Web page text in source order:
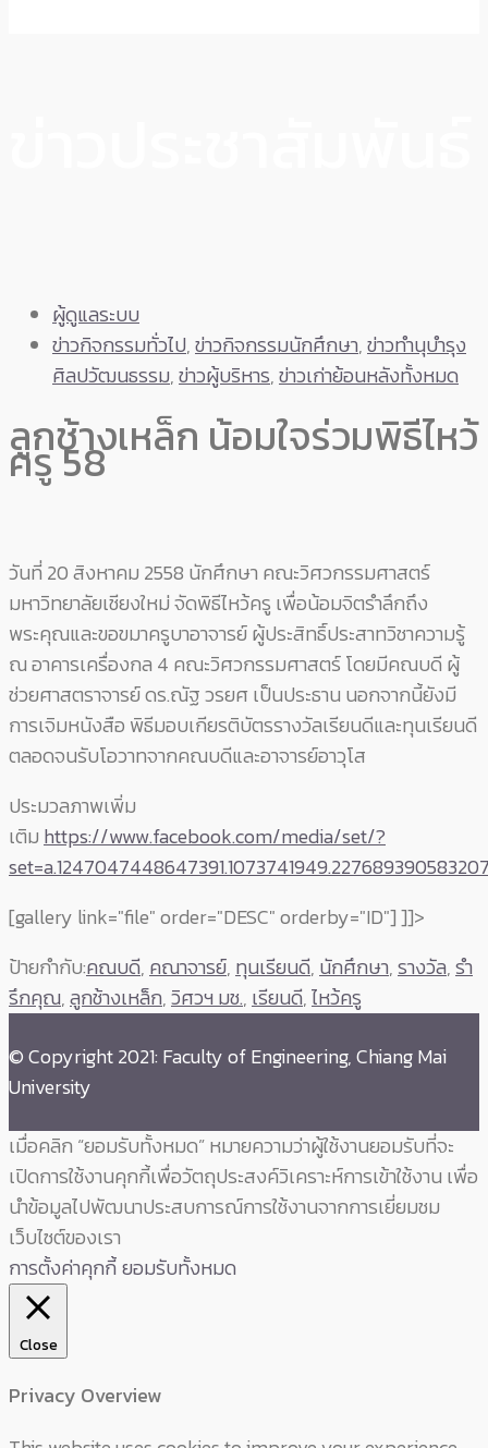
ผู้ดูแลระบบ
ข่าวกิจกรรมทั่วไป,ข่าวกิจกรรมนักศึกษา,ข่าวทำนุบำรุง
ศิลปวัฒนธรรม,ข่าวผู้บริหาร,ข่าวเก่าย้อนหลังทั้งหมด
ลูกช้างเหล็ก น้อมใจร่วมพิธีไหว้
ครู 58
วันที่ 20 สิงหาคม 2558 นักศึกษา คณะวิศวกรรมศาสตร์
มหาวิทยาลัยเชียงใหม่ จัดพิธีไหว้ครู เพื่อน้อมจิตรำลึกถึง
พระคุณและขอขมาครูบาอาจารย์ ผู้ประสิทธิ์ประสาทวิชาความรู้
ณ อาคารเครื่องกล 4 คณะวิศวกรรมศาสตร์ โดยมีคณบดี ผู้
ช่วยศาสตราจารย์ ดร.ณัฐ วรยศ เป็นประธาน นอกจากนี้ยังมี
การเจิมหนังสือ พิธีมอบเกียรติบัตรรางวัลเรียนดีและทุนเรียนดี
ตลอดจนรับโอวาทจากคณบดีและอาจารย์อาวุโส
ประมวลภาพเพิ่ม
เติม https://www.facebook.com/media/set/?
[gallery link="file" order="DESC" orderby="ID"]]]>
ป้ายกำกับ:คณบดี, คณาจารย์, ทุนเรียนดี, นักศึกษา,รางวัล,รำ
รึกคุณ,ลูกช้างเหล็ก,วิศวฯ มช., เรียนดี,ไหว้ครู
© Copyright 2021: Faculty of Engineering, Chiang Mai
University
เมื่อคลิก “ยอมรับทั้งหมด” หมายความว่าผู้ใช้งานยอมรับที่จะ
เปิดการใช้งานคุกกี้เพื่อวัตถุประสงค์วิเคราะห์การเข้าใช้งาน เพื่อ
นำข้อมูลไปพัฒนาประสบการณ์การใช้งานจากการเยี่ยมชม
เว็บไซต์ของเรา
การตั้งค่าคุกกี้ยอมรับทั้งหมด
Close
Privacy Overview